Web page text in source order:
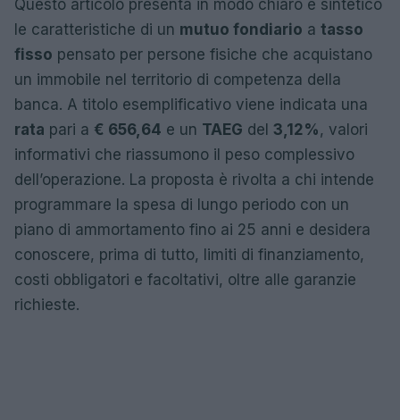
Questo articolo presenta in modo chiaro e sintetico
le caratteristiche di un mutuo fondiario a tasso
fisso pensato per persone fisiche che acquistano
un immobile nel territorio di competenza della
banca. A titolo esemplificativo viene indicata una
rata pari a € 656,64 e un TAEG del 3,12%, valori
informativi che riassumono il peso complessivo
dell’operazione. La proposta è rivolta a chi intende
programmare la spesa di lungo periodo con un
piano di ammortamento fino ai 25 anni e desidera
conoscere, prima di tutto, limiti di finanziamento,
costi obbligatori e facoltativi, oltre alle garanzie
richieste.